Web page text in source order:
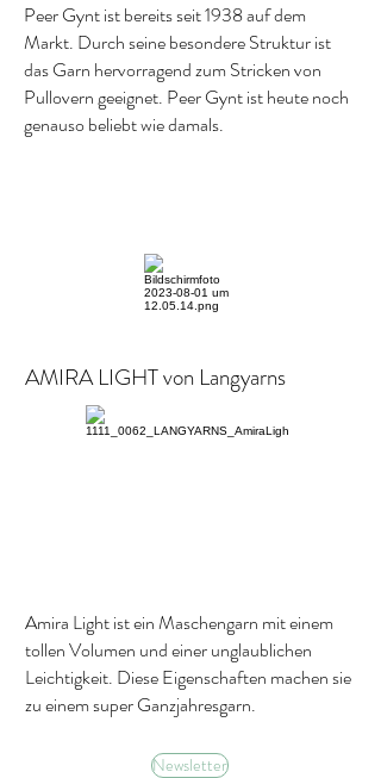
Peer Gynt ist bereits seit 1938 auf dem
Markt. Durch seine besondere Struktur ist
das Garn hervorragend zum Stricken von
Pullovern geeignet. Peer Gynt ist heute noch
genauso beliebt wie damals.
AMIRA LIGHT von Langyarns
Amira Light ist ein Maschengarn mit einem
tollen Volumen und einer unglaublichen
Leichtigkeit. Diese Eigenschaften machen sie
zu einem super Ganzjahresgarn.
Newsletter